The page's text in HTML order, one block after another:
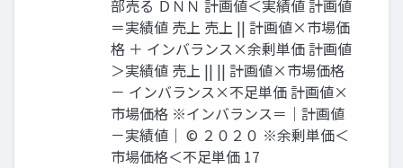
部売る ＤＮＮ 計画値＜実績値 計画値
＝実績値 売上 売上 || 計画値×市場価
格 ＋ インバランス×余剰単価 計画値
＞実績値 売上 || || 計画値×市場価格
－ インバランス×不足単価 計画値×
市場価格 ※インバランス＝｜計画値
－実績値｜ © ２０２０ ※余剰単価＜
市場価格＜不足単価 17